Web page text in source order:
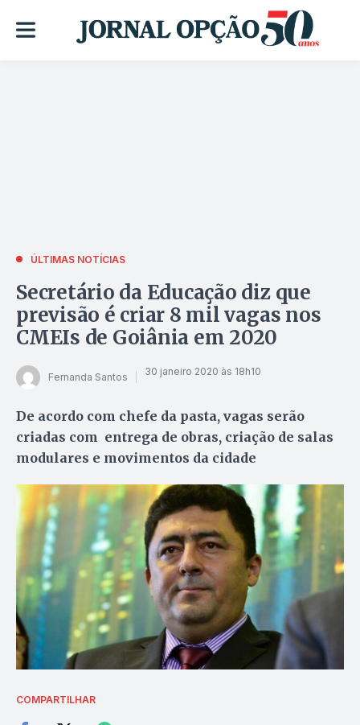
ÚLTIMAS NOTÍCIAS
Secretário da Educação diz que
previsão é criar 8 mil vagas nos
CMEIs de Goiânia em 2020
Fernanda Santos 30 janeiro 2020 às 18h10
De acordo com chefe da pasta, vagas serão
criadas com entrega de obras, criação de salas
modulares e movimentos da cidade
COMPARTILHAR